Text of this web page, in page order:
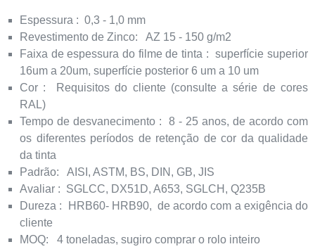
Espessura : 0,3 - 1,0 mm
Revestimento de Zinco:
AZ 15 - 150 g/m2
Faixa de espessura do filme de tinta : superfície superior
16um a 20um, superfície posterior 6 um a 10 um
Cor :
Requisitos do cliente (consulte a série de cores
RAL)
Tempo de desvanecimento :
8 - 25 anos, de acordo com
os diferentes períodos de retenção de cor da qualidade
da tinta
Padrão:
AISI, ASTM, BS, DIN, GB, JIS
Avaliar : SGLCC, DX51D, A653, SGLCH, Q235B
Dureza : HRB60- HRB90, de acordo com a exigência do
cliente
MOQ:
4 toneladas, sugiro comprar o rolo inteiro